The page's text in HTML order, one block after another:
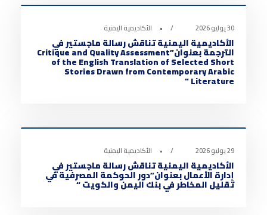
30 يوليو 2026 • الأكاديمية اليمنية
الأكاديمية اليمنية تناقش رسالة ماجستير في
الترجمة بعنوان”Critique and Quality Assessment
of the English Translation of Selected Short
Stories Drawn from Contemporary Arabic
Literature “
29 يوليو 2026 • الأكاديمية اليمنية
الأكاديمية اليمنية تناقش رسالة ماجستير في
إدارة الأعمال بعنوان”دور الحوكمة المصرفية في
تقليل المخاطر في بنك اليمن والكويت “